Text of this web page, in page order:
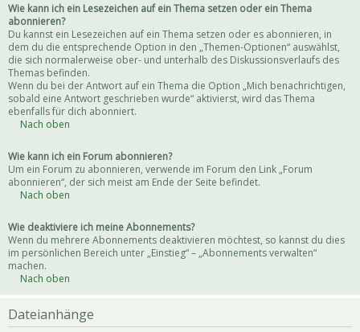
Wie kann ich ein Lesezeichen auf ein Thema setzen oder ein Thema
abonnieren?
Du kannst ein Lesezeichen auf ein Thema setzen oder es abonnieren, in
dem du die entsprechende Option in den „Themen-Optionen“ auswählst,
die sich normalerweise ober- und unterhalb des Diskussionsverlaufs des
Themas befinden.
Wenn du bei der Antwort auf ein Thema die Option „Mich benachrichtigen,
sobald eine Antwort geschrieben wurde“ aktivierst, wird das Thema
ebenfalls für dich abonniert.
Nach oben
Wie kann ich ein Forum abonnieren?
Um ein Forum zu abonnieren, verwende im Forum den Link „Forum
abonnieren“, der sich meist am Ende der Seite befindet.
Nach oben
Wie deaktiviere ich meine Abonnements?
Wenn du mehrere Abonnements deaktivieren möchtest, so kannst du dies
im persönlichen Bereich unter „Einstieg“ – „Abonnements verwalten“
machen.
Nach oben
Dateianhänge